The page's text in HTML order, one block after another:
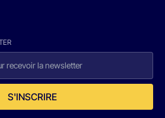
S'INSCRIRE